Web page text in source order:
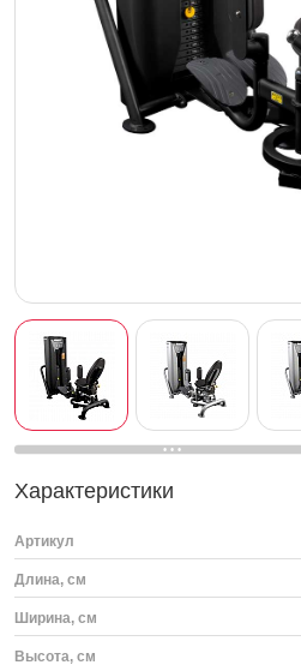
Характеристики
Артикул
Длина, см
Ширина, см
Высота, см